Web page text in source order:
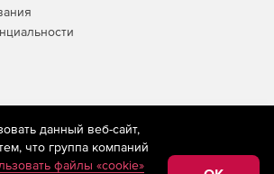
ресурсе store.softline.ru применяются
(информационные технологии
на основе сбора,
данный веб-сайт,
что группа компаний
файлы «cookie»